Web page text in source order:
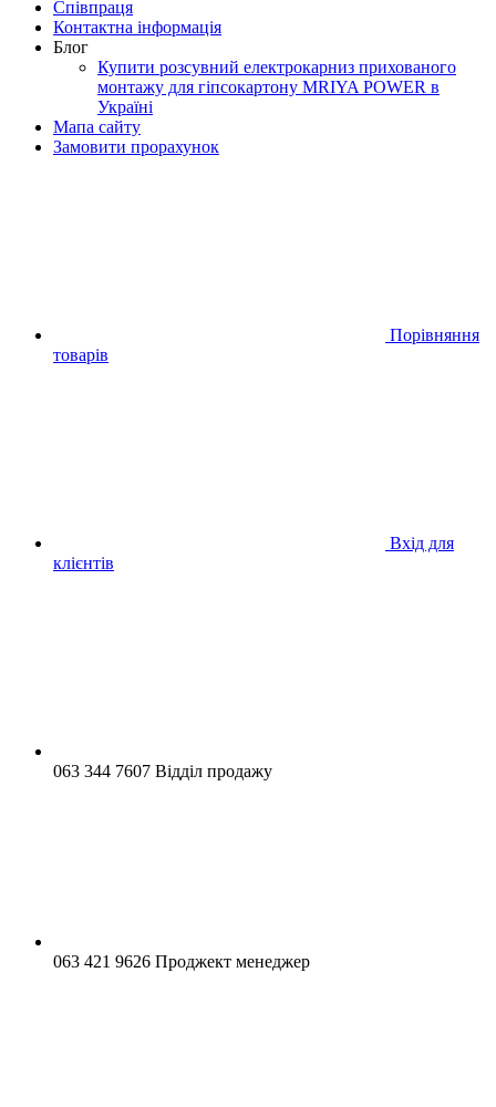
Співпраця
Контактна інформація
Блог
Купити розсувний електрокарниз прихованого
монтажу для гіпсокартону MRIYA POWER в
Україні
Мапа сайту
Замовити прорахунок
Порівняння
товарів
Вхід для
клієнтів
063 344 7607 Відділ продажу
063 421 9626 Проджект менеджер